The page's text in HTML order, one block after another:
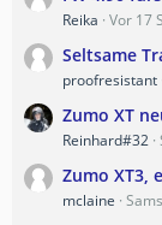
Reika Vor 17
Seltsame
proofresistant
Zumo XT
Reinhard#32
Zumo XT3,
mclaine